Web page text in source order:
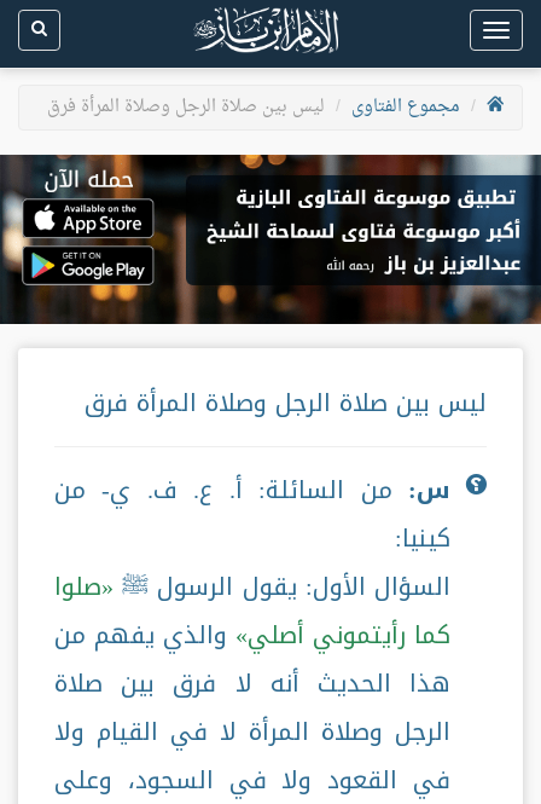
Toggle
navigation
مجموع الفتاوى
ليس بين صلاة الرجل وصلاة المرأة فرق
ليس بين صلاة الرجل وصلاة المرأة فرق
س: من السائلة: أ. ع. ف. ي- من
كينيا:
السؤال الأول: يقول الرسول ﷺ صلوا
كما رأيتموني أصلي والذي يفهم من
هذا الحديث أنه لا فرق بين صلاة
الرجل وصلاة المرأة لا في القيام ولا
في القعود ولا في السجود، وعلى